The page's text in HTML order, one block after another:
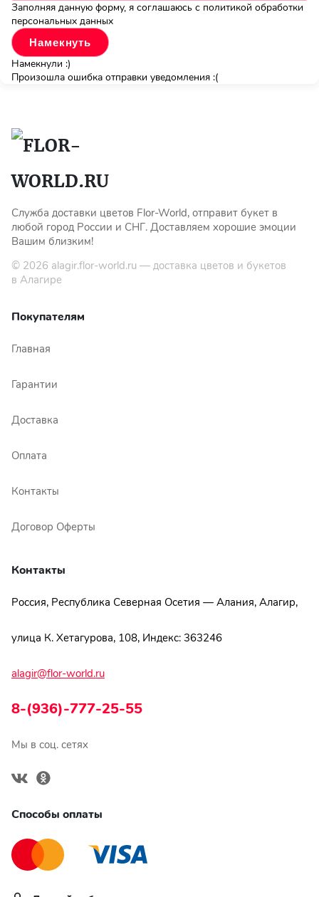
Заполняя данную форму, я соглашаюсь с политикой обработки
персональных данных
Намекнули :)
Произошла ошибка отправки уведомления :(
Служба доставки цветов Flor-World, отправит букет в
любой город России и СНГ. Доставляем хорошие эмоции
Вашим близким!
© 2026 alagir.flor-world.ru — доставка цветов и букетов
в Алагире
Покупателям
Главная
Гарантии
Доставка
Оплата
Контакты
Договор Оферты
Контакты
Россия, Республика Северная Осетия — Алания, Алагир,
улица К. Хетагурова, 108, Индекс: 363246
alagir@flor-world.ru
8-(936)-777-25-55
Мы в соц. сетях
Способы оплаты